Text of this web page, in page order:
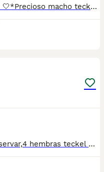
📲Laura 677983742 - 613283995 🤍*Precioso macho teckel miniatura de color rojizo*🤍 ¿Buscas un nuevo compañero para tu hogar? ❤️ Tenemos preciosos cachorros listos para encontrar una familia responsable. ✅ Vacunados ✅ Desparasitados ✅ Cartilla sanitaria ✅ Garantías incluidas ✅ Máxima atención y cuidado Se hacen envíos a toda España: Andalucía: Almería, Cádiz, Córdoba, Granada, Huelva, Jaén, Málaga, Sevilla.Aragón: Huesca, Teruel, Zaragoza.Asturias: Oviedo.Baleares: Palma.Canarias: Las Palmas de Gran Canaria, Santa Cruz de Tenerife.Cantabria: Santander.Castilla-La Mancha: Albacete, Ciudad Real, Cuenca, Guadalajara, Toledo.Castilla y León: Ávila, Burgos, León, Palencia, Salamanca, Segovia, Soria, Valladolid, Zamora.Cataluña: Barcelona, Gerona (Girona), Lérida (Lleida), Tarragona.Comunidad Valenciana: Alicante, Castellón de la Plana, Valencia.Extremadura: Badajoz, Cáceres.Galicia: La Coruña (A Coruña), Lugo, Orense (Ourense), Pontevedra.La Rioja: Logroño.Madrid: Madrid.Murcia: Murcia.Navarra: Pamplona.País Vasco: Bilbao (Vizcaya), San Sebastián (Guipúzcoa), Vitoria (Álava). 🐾 Cachorros sanos, sociables y criados con mucho cariño. 📲 ¡Pregunta sin compromiso por disponibilidad, fotos y precios por mensaje privado!
Abrimos lista de espera para reservar,4 hembras teckel mini negro y fuego se entregarán a mediados de julio con su vacaciones y desparasitación al día más info WhatsApp 622 04 36 98